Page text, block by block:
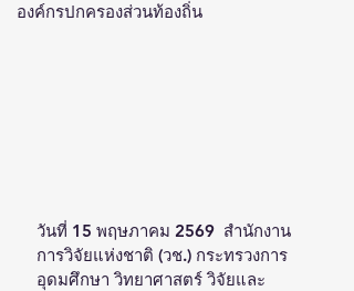
องค์กรปกครองส่วนท้องถิ่น
วันที่ 15 พฤษภาคม 2569  สำนักงาน
การวิจัยแห่งชาติ (วช.) กระทรวงการ
อุดมศึกษา วิทยาศาสตร์ วิจัยและ